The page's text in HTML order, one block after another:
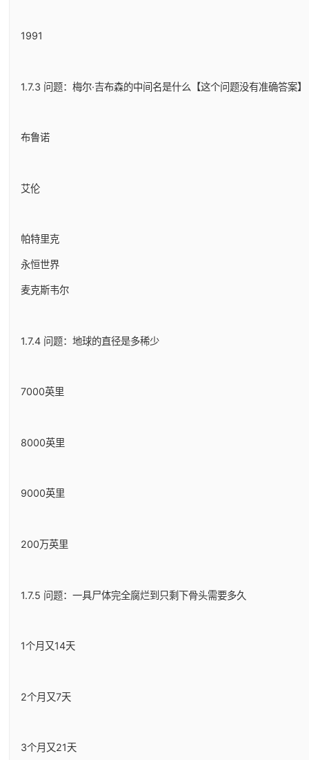
1991
1.7.3 问题：梅尔·吉布森的中间名是什么【这个问题没有准确答案】
布鲁诺
艾伦
帕特里克
永恒世界
麦克斯韦尔
1.7.4 问题：地球的直径是多稀少
7000英里
8000英里
9000英里
200万英里
1.7.5 问题：一具尸体完全腐烂到只剩下骨头需要多久
1个月又14天
2个月又7天
3个月又21天